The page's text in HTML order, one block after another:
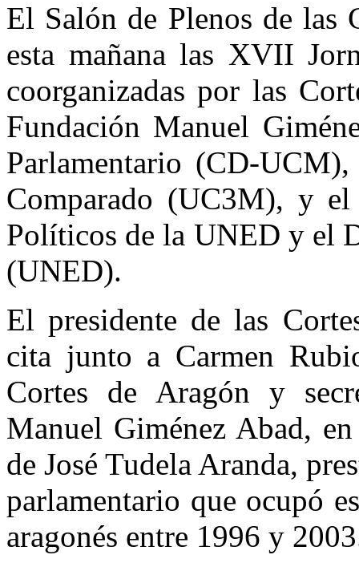
El Salón de Plenos de las
esta mañana las XVII
coorganizadas por las
Fundación Manuel
Parlamentario (CD-
Comparado (UC3M), y
Políticos de la UNED y el
(UNED).
El presidente de las
cita junto a Carmen
Cortes de Aragón y
Manuel Giménez Abad,
de José Tudela Aranda,
parlamentario que ocupó
aragonés entre 1996 y